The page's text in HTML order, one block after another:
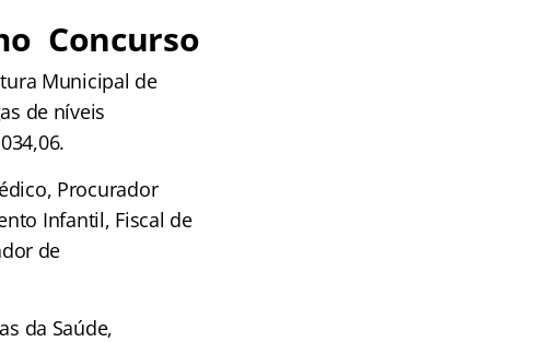
Concurso
Municipal de
de níveis
Procurador
Infantil, Fiscal de
de
da Saúde,